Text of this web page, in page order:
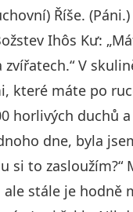
Říše.
Ihôs Kư:
V
které máte po
horlivých duchů
dne, byla
si to
stále je hodně